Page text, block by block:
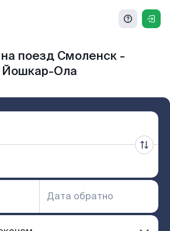
поезд Смоленск -
Йошкар-Ола